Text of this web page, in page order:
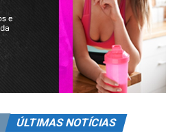
ÚLTIMAS NOTÍCIAS